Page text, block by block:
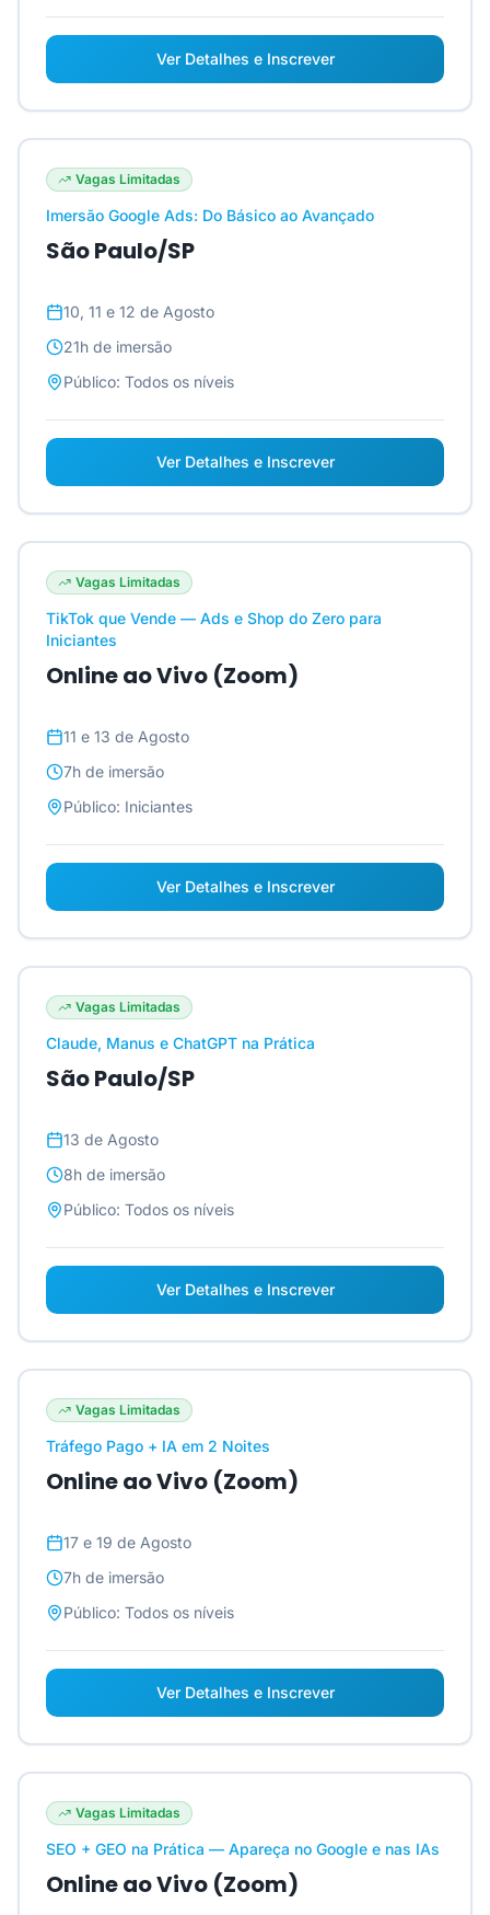
Ver Detalhes e Inscrever
Vagas Limitadas
Imersão Google Ads: Do Básico ao Avançado
São Paulo/SP
10, 11 e 12 de Agosto
21h de imersão
Público: Todos os níveis
Ver Detalhes e Inscrever
Vagas Limitadas
TikTok que Vende — Ads e Shop do Zero para
Iniciantes
Online ao Vivo (Zoom)
11 e 13 de Agosto
7h de imersão
Público: Iniciantes
Ver Detalhes e Inscrever
Vagas Limitadas
Claude, Manus e ChatGPT na Prática
São Paulo/SP
13 de Agosto
8h de imersão
Público: Todos os níveis
Ver Detalhes e Inscrever
Vagas Limitadas
Tráfego Pago + IA em 2 Noites
Online ao Vivo (Zoom)
17 e 19 de Agosto
7h de imersão
Público: Todos os níveis
Ver Detalhes e Inscrever
Vagas Limitadas
SEO + GEO na Prática — Apareça no Google e nas IAs
Online ao Vivo (Zoom)